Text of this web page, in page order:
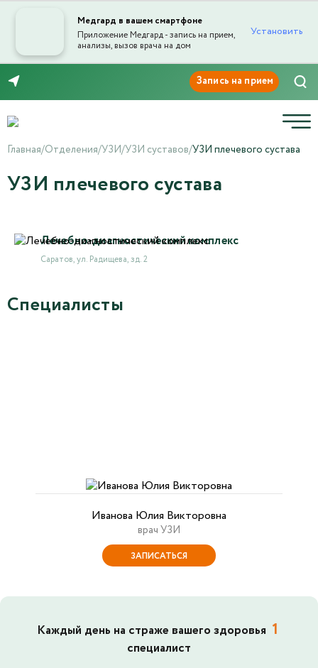
Медгард в вашем смартфоне
Приложение Медгард - запись на прием,
анализы, вызов врача на дом
Установить
Главная/Отделения/УЗИ/УЗИ суставов/УЗИ плечевого сустава
УЗИ плечевого сустава
Лечебно-диагностический комплекс
Саратов, ул. Радищева, зд. 2
Специалисты
Иванова Юлия Викторовна
врач УЗИ
ЗАПИСАТЬСЯ
Каждый день на страже вашего здоровья 1
специалист